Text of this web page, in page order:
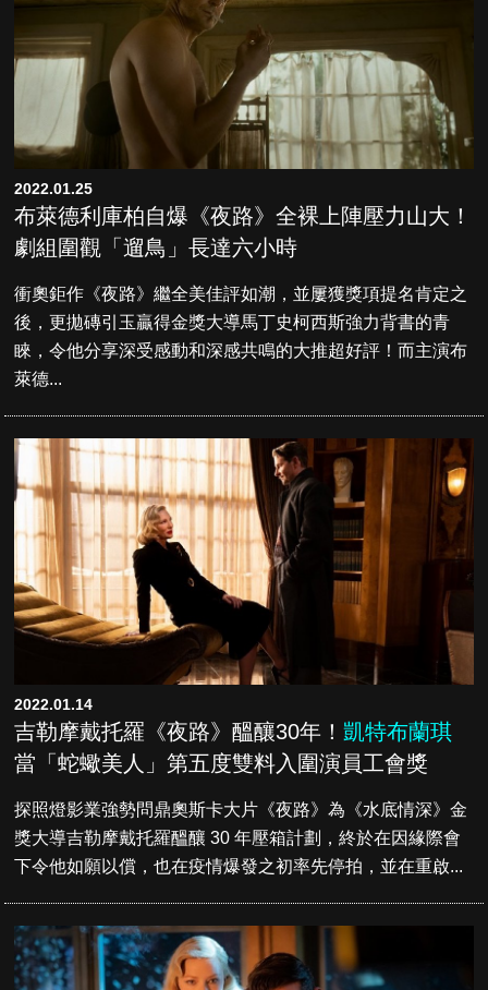
2022.01.25
布萊德利庫柏自爆《夜路》全裸上陣壓力山大！
劇組圍觀「遛鳥」長達六小時
衝奧鉅作《夜路》繼全美佳評如潮，並屢獲獎項提名肯定之
後，更拋磚引玉贏得金獎大導馬丁史柯西斯強力背書的青
睞，令他分享深受感動和深感共鳴的大推超好評！而主演布
萊德...
2022.01.14
吉勒摩戴托羅《夜路》醞釀30年！凱特布蘭琪
當「蛇蠍美人」第五度雙料入圍演員工會獎
探照燈影業強勢問鼎奧斯卡大片《夜路》為《水底情深》金
獎大導吉勒摩戴托羅醞釀 30 年壓箱計劃，終於在因緣際會
下令他如願以償，也在疫情爆發之初率先停拍，並在重啟...